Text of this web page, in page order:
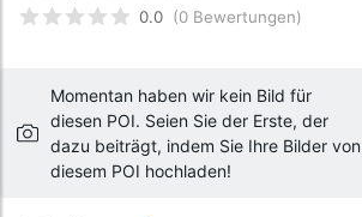
bewertet0 /5 beyogen auf
0.0 (0 Bewertungen)
Momentan haben wir kein Bild für
diesen POI. Seien Sie der Erste, der
dazu beiträgt, indem Sie Ihre Bilder von
diesem POI hochladen!